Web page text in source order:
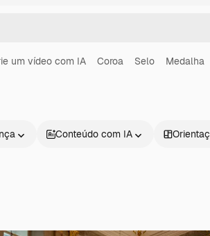
um vídeo com IA Coroa Selo Medalha
Conteúdo com IA